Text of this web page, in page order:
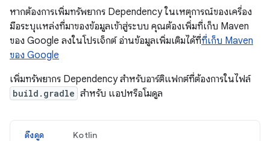
หากต้องการเพิ่มทรัพยากร Dependency ในเหตุการณ์ของเครื่อง
มือระบุแหล่งที่มาของข้อมูลเข้าสู่ระบบ คุณต้องเพิ่มที่เก็บ Maven
ของ Google ลงในโปรเจ็กต์ อ่านข้อมูลเพิ่มเติมได้ที่ที่เก็บ Maven
ของ Google
เพิ่มทรัพยากร Dependency สำหรับอาร์ติแฟกต์ที่ต้องการในไฟล์
build.gradle สำหรับ แอปหรือโมดูล
ดึงดูด Kotlin